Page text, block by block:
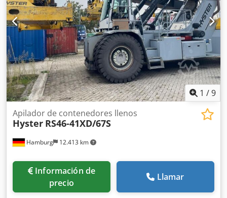
Neumáticos delanteros, tamaño: 18.00-25 Estado de los
neumáticos delanteros: 60-80% Neumáticos traseros,
tamaño: 18.00-25 Estado de los neumáticos traseros: 40-
60% EN: sistema de lubricación central, aire acondicionado
(control automático de clima) DE: lubricación central,
sistema de climatización electrónico
1 /9
Hamburg 12.413 km
Apilador de contenedores llenos
Hyster RS46-41XD/67S
Información de
precio
Llamar